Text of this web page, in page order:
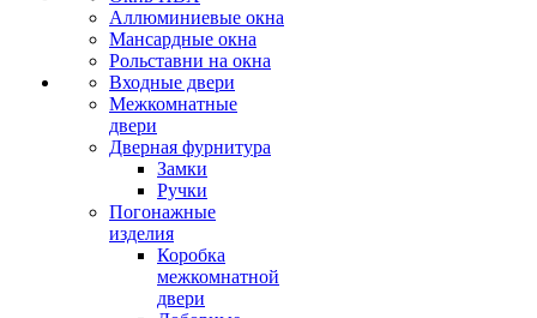
Аллюминиевые окна
Мансардные окна
Рольставни на окна
Входные двери
Межкомнатные
двери
Дверная фурнитура
Замки
Ручки
Погонажные
изделия
Коробка
межкомнатной
двери